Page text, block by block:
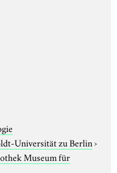
Universität zu Berlin›
Museum für